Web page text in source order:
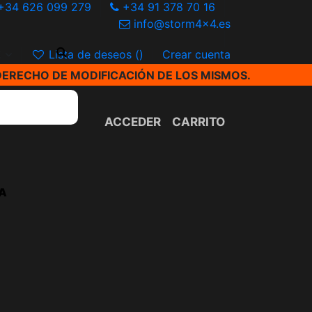
626 099 279
+34 91 378 70 16
info@storm4x4.es
Lista de deseos ()
Crear cuenta
DE MODIFICACIÓN DE LOS MISMOS.
ACCEDER CARRITO